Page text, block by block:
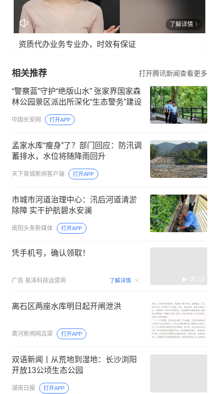
了解详情
资质代办业务专业办，时效有保证
相关推荐 打开腾讯新闻查看更多
“警察蓝”守护“绝版山水” 张家界国家森
林公园景区派出所深化“生态警务”建设
中国长安网 打开APP
孟家水库“瘦身”了？部门回应：防汛调
蓄排水，水位将随降雨回升
天下泉城新闻客户端 打开APP
市城市河道治理中心：汛后河道清淤
除障 实干护航碧水安澜
南阳头条新媒体 打开APP
凭手机号，确认领取！
广告 易泽科技运营商 了解详情 00:15
离石区两座水库明日起开闸泄洪
黄河新闻网吕梁 打开APP
双语新闻丨从荒地到湿地：长沙浏阳
开放13公顷生态公园
湖南日报 打开APP